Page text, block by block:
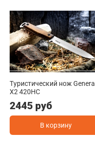
Туристический нож General
X2 420HC
2445 руб
В корзину